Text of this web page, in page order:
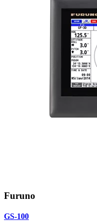
Furuno
GS-100